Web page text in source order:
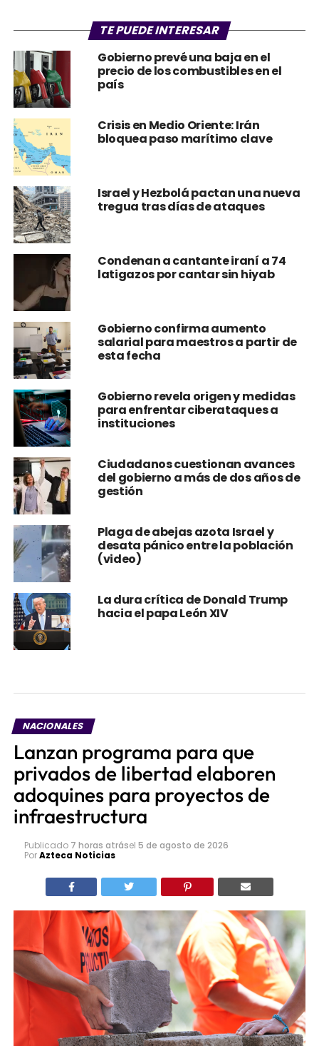
TE PUEDE INTERESAR
Gobierno prevé una baja en el
precio de los combustibles en el
Crisis en Medio Oriente: Irán
Israel y Hezbolá pactan una nueva
Condenan a cantante iraní a 74
Gobierno confirma aumento
Gobierno revela origen y medidas
Ciudadanos cuestionan avances
del gobierno a más de dos años de
Plaga de abejas azota Israel y
desata pánico entre la población
La dura crítica de Donald Trump
NACIONALES
Lanzan programa para que
privados de libertad elaboren
adoquines para proyectos de
infraestructura
Azteca Noticias